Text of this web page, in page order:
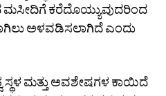
ಮಸೀದಿಗೆ ಕರೆದೊಯ್ಯುವುದರಿಂದ
ಅಳವಡಿಸಲಾಗಿದೆ ಎಂದು
ಸ್ಥಳ ಮತ್ತು ಅವಶೇಷಗಳ ಕಾಯಿದೆ